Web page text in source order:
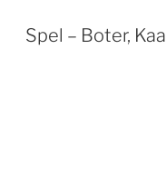
Spel – Boter,